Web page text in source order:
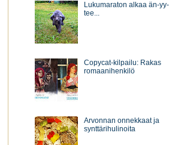
Lukumaraton alkaa än-yy-
tee...
Copycat-kilpailu: Rakas
romaanihenkilö
Arvonnan onnekkaat ja
synttärihulinoita